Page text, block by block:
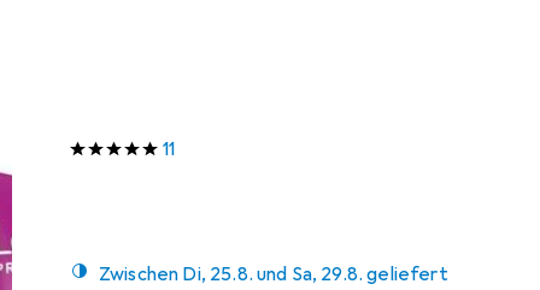
11
Zwischen Di, 25.8. und Sa, 29.8. geliefert